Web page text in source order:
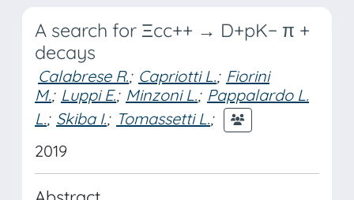
A search for Ξcc++ → D+pK− π +
decays
Calabrese R.; Capriotti L.; Fiorini
M.; Luppi E.; Minzoni L.; Pappalardo L.
L.; Skiba I.; Tomassetti L.;
2019